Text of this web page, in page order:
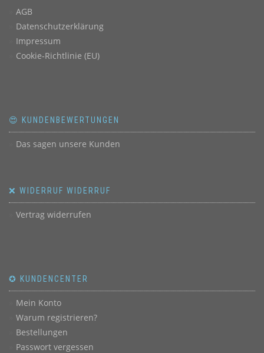
AGB
Datenschutzerklärung
Impressum
Cookie-Richtlinie (EU)
😍 KUNDENBEWERTUNGEN
Das sagen unsere Kunden
❌ WIDERRUF WIDERRUF
Vertrag widerrufen
✪ KUNDENCENTER
Mein Konto
Warum registrieren?
Bestellungen
Passwort vergessen